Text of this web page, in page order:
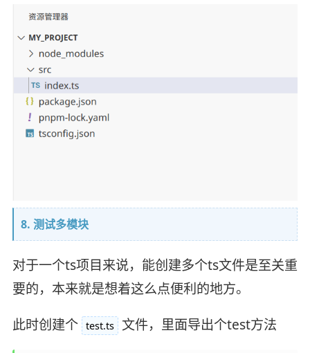
8. 测试多模块
对于一个ts项目来说，能创建多个ts文件是至关重
要的，本来就是想着这么点便利的地方。
此时创建个 test.ts 文件，里面导出个test方法